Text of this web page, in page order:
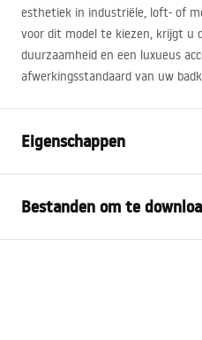
esthetiek in industriële, loft- of
voor dit model te kiezen, krijgt u
duurzaamheid en een luxueus
afwerkingsstandaard van uw
Eigenschappen
Montagewijze
Kleur
Bestanden om te